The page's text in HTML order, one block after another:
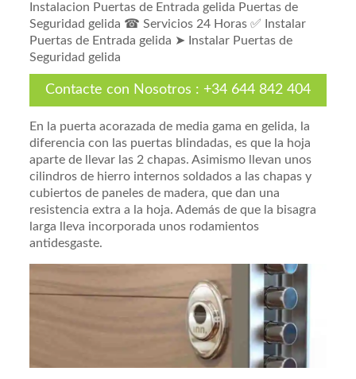
Instalacion Puertas de Entrada gelida Puertas de
Seguridad gelida ☎ Servicios 24 Horas ✅ Instalar
Puertas de Entrada gelida ➤ Instalar Puertas de
Seguridad gelida
Contacte con Nosotros : +34 644 842 404
En la puerta acorazada de media gama en gelida, la
diferencia con las puertas blindadas, es que la hoja
aparte de llevar las 2 chapas. Asimismo llevan unos
cilindros de hierro internos soldados a las chapas y
cubiertos de paneles de madera, que dan una
resistencia extra a la hoja. Además de que la bisagra
larga lleva incorporada unos rodamientos
antidesgaste.